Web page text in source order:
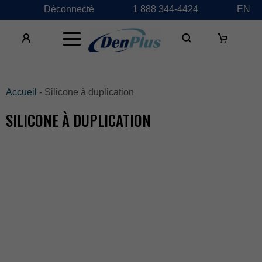
Déconnecté 1888344-4424 EN
×
Accueil -Siliconeàduplication
SILICONEÀDUPLICATION